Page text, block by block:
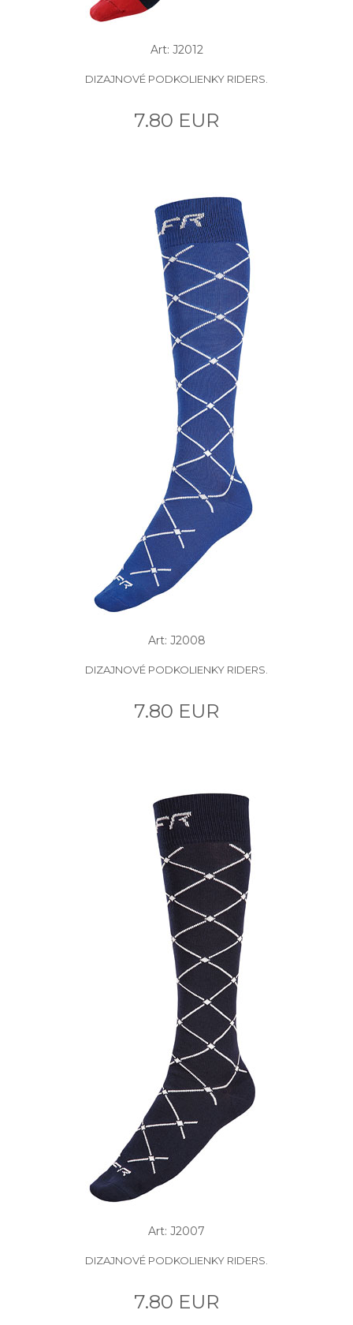
Art: J2012
DIZAJNOVÉ PODKOLIENKY RIDERS.
7.80 EUR
Art: J2008
DIZAJNOVÉ PODKOLIENKY RIDERS.
7.80 EUR
Art: J2007
DIZAJNOVÉ PODKOLIENKY RIDERS.
7.80 EUR